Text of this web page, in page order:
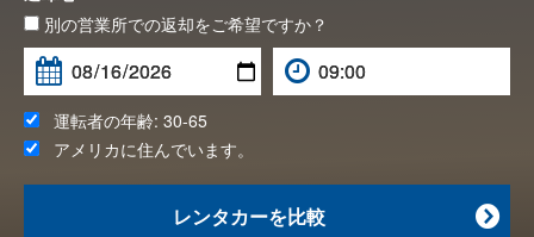
別の営業所での返却をご希望ですか？
運転者の年齢: 30-65
アメリカに住んでいます。

レンタカーを比較